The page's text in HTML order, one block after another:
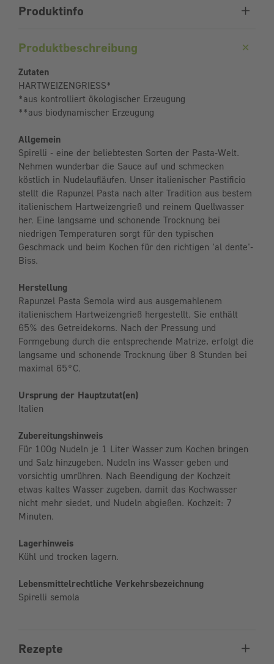
Produktinfo
Produktbeschreibung
Zutaten
HARTWEIZENGRIESS*
*aus kontrolliert ökologischer Erzeugung
**aus biodynamischer Erzeugung
Allgemein
Spirelli - eine der beliebtesten Sorten der Pasta-Welt.
Nehmen wunderbar die Sauce auf und schmecken
köstlich in Nudelaufläufen. Unser italienischer Pastificio
stellt die Rapunzel Pasta nach alter Tradition aus bestem
italienischem Hartweizengrieß und reinem Quellwasser
her. Eine langsame und schonende Trocknung bei
niedrigen Temperaturen sorgt für den typischen
Geschmack und beim Kochen für den richtigen 'al dente'-
Biss.
Herstellung
Rapunzel Pasta Semola wird aus ausgemahlenem
italienischem Hartweizengrieß hergestellt. Sie enthält
65% des Getreidekorns. Nach der Pressung und
Formgebung durch die entsprechende Matrize, erfolgt die
langsame und schonende Trocknung über 8 Stunden bei
maximal 65°C.
Ursprung der Hauptzutat(en)
Italien
Zubereitungshinweis
Für 100g Nudeln je 1 Liter Wasser zum Kochen bringen
und Salz hinzugeben. Nudeln ins Wasser geben und
vorsichtig umrühren. Nach Beendigung der Kochzeit
etwas kaltes Wasser zugeben, damit das Kochwasser
nicht mehr siedet, und Nudeln abgießen. Kochzeit: 7
Minuten.
Lagerhinweis
Kühl und trocken lagern.
Lebensmittelrechtliche Verkehrsbezeichnung
Spirelli semola
Rezepte